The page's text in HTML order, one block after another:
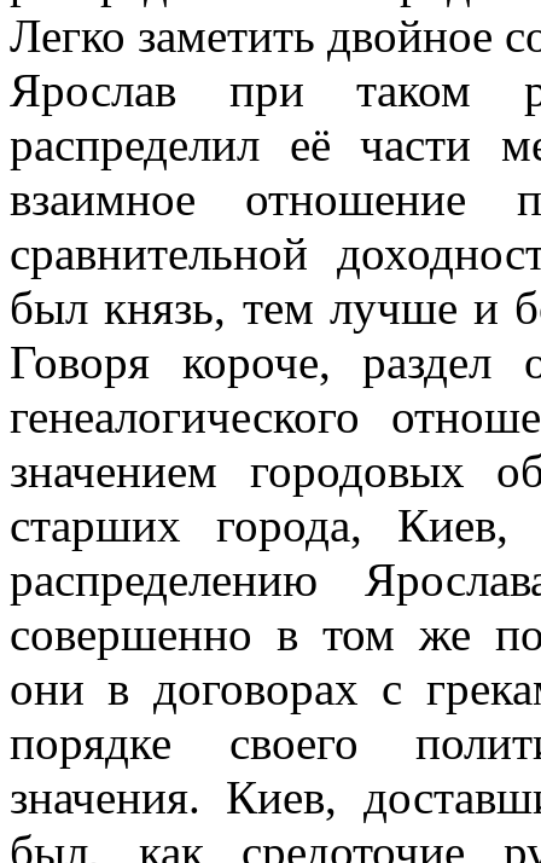
Легко заметить двойное
Ярослав при таком
распределил её части
взаимное отношение
сравнительной
был князь, тем лучше и
Говоря короче, раздел
генеалогического
значением городовых
старших города, Киев,
распределению
совершенно в том же
они в договорах с
порядке своего
значения. Киев,
был, как средоточие